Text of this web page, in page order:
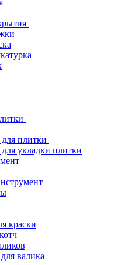
плитки
укладки плитки
краски
валика